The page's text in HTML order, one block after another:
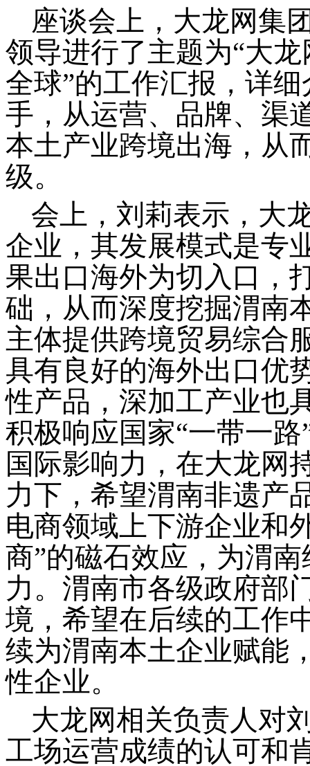
座谈会上，大龙网集
领导进行了主题为“大
全球”的工作汇报，详
手，从运营、品牌、渠
本土产业跨境出海，从
级。
会上， 刘莉表示，大
企业，其发展模式是专
果出口海外为切入口，
础，从而深度挖掘渭南
主体提供跨境贸易综合
具有良好的海外出口优
性产品，深加工产业也
积极响应国家“一带一
国际影响力，在大龙网
力下，希望渭南非遗产
电商领域上下游企业和
商”的磁石效应，为渭
力。渭南市各级政府部
境， 希望在后续的工作
续为渭南本土企业赋能
性企业。
大龙网相关负责人对
工场运营成绩的认可和